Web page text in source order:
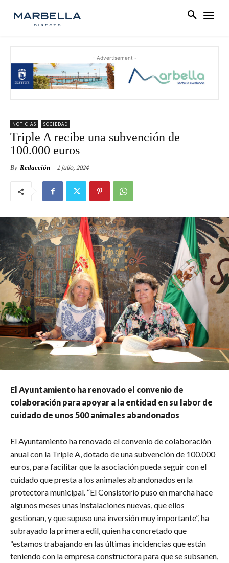
- Advertisement -
NOTICIAS SOCIEDAD
Triple A recibe una subvención de
100.000 euros
By Redacción 1 julio, 2024
El Ayuntamiento ha renovado el convenio de
colaboración para apoyar a la entidad en su labor de
cuidado de unos 500 animales abandonados
El Ayuntamiento ha renovado el convenio de colaboración
anual con la Triple A, dotado de una subvención de 100.000
euros, para facilitar que la asociación pueda seguir con el
cuidado que presta a los animales abandonados en la
protectora municipal. “El Consistorio puso en marcha hace
algunos meses unas instalaciones nuevas, que ellos
gestionan, y que supuso una inversión muy importante”, ha
subrayado la primera edil, quien ha concretado que
“estamos trabajando en las últimas incidencias que están
teniendo con la empresa constructora para que se subsanen,